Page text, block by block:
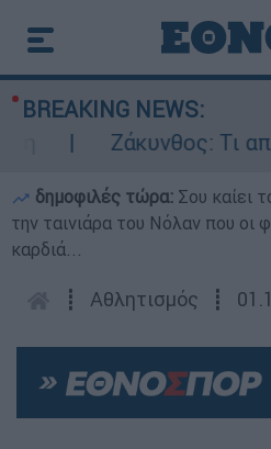
BREAKING NEWS:
Ζάκυνθος: Τι
δημοφιλές τώρα: Σου καίει
την ταινιάρα του Νόλαν που οι
καρδιά...
┋ Αθλητισμός ┋